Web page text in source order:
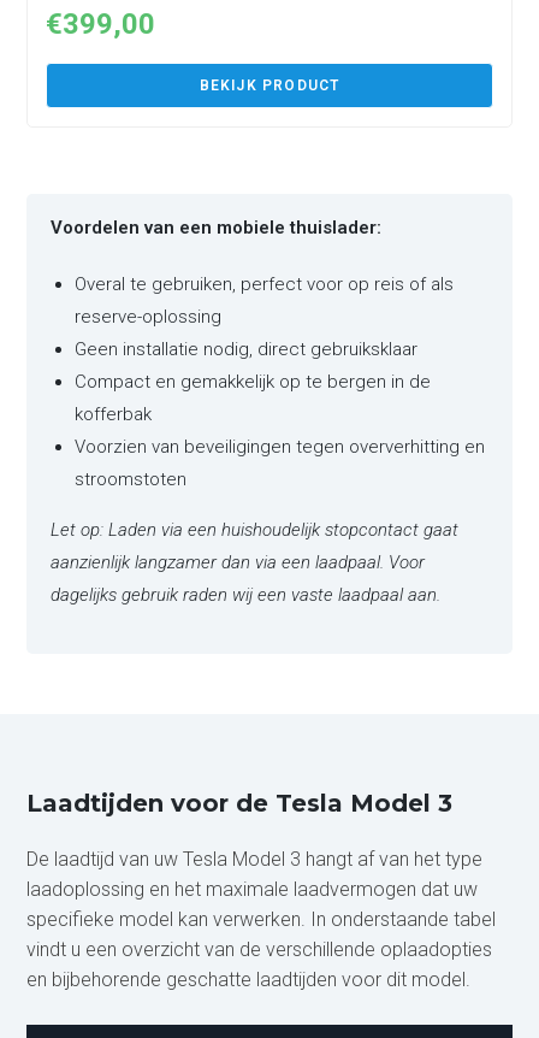
€399,00
BEKIJK PRODUCT
Voordelen van een mobiele thuislader:
Overal te gebruiken, perfect voor op reis of als
reserve-oplossing
Geen installatie nodig, direct gebruiksklaar
Compact en gemakkelijk op te bergen in de
kofferbak
Voorzien van beveiligingen tegen oververhitting en
stroomstoten
Let op: Laden via een huishoudelijk stopcontact gaat
aanzienlijk langzamer dan via een laadpaal. Voor
dagelijks gebruik raden wij een vaste laadpaal aan.
Laadtijden voor de Tesla Model 3
De laadtijd van uw Tesla Model 3 hangt af van het type
laadoplossing en het maximale laadvermogen dat uw
specifieke model kan verwerken. In onderstaande tabel
vindt u een overzicht van de verschillende oplaadopties
en bijbehorende geschatte laadtijden voor dit model.